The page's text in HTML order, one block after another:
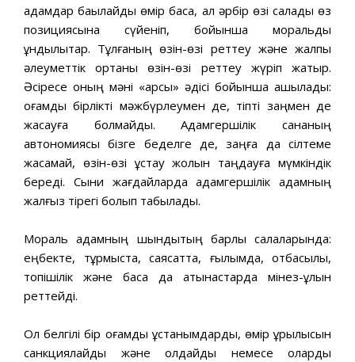
адамдар бақылайды өмір басқа, ал әрбір өзі салады өз
позициясына сүйеніп, бойынша моральдық
құндылықтар. Тұлғаның өзін-өзі реттеу және жалпы
әлеуметтік ортаны өзін-өзі реттеу жүріп жатыр.
Әсіресе оның мәні «қарсы» әдісі бойынша ашылады:
қоғамдық бірлікті мәжбүрлеумен де, тіпті заңмен де
жасауға болмайды. Адамгершілік сананың
автономиясы бізге беделге де, заңға да сілтеме
жасамай, өзін-өзі ұстау жолын таңдауға мүмкіндік
береді. Сыни жағдайларда адамгершілік адамның
жалғыз тірегі болып табылады.
Мораль адамның шындықтың барлық салаларында:
еңбекте, тұрмыста, саясатта, ғылымда, отбасылық,
топішілік және басқа да қатынастарда мінез-құлқын
реттейді.
Ол белгілі бір қоғамдық ұстанымдарды, өмір құрылысын
санкциялайды және қолдайды немесе оларды